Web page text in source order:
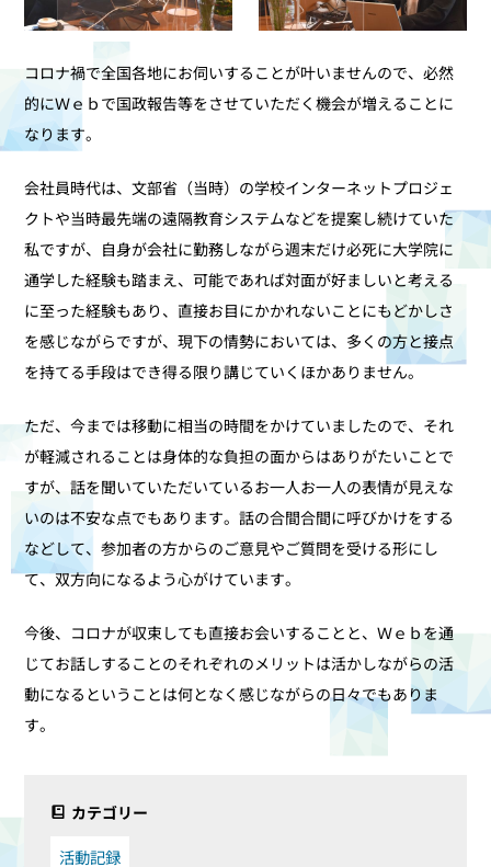
コロナ禍で全国各地にお伺いすることが叶いませんので、必然
的にＷｅｂで国政報告等をさせていただく機会が増えることに
なります。
会社員時代は、文部省（当時）の学校インターネットプロジェ
クトや当時最先端の遠隔教育システムなどを提案し続けていた
私ですが、自身が会社に勤務しながら週末だけ必死に大学院に
通学した経験も踏まえ、可能であれば対面が好ましいと考える
に至った経験もあり、直接お目にかかれないことにもどかしさ
を感じながらですが、現下の情勢においては、多くの方と接点
を持てる手段はでき得る限り講じていくほかありません。
ただ、今までは移動に相当の時間をかけていましたので、それ
が軽減されることは身体的な負担の面からはありがたいことで
すが、話を聞いていただいているお一人お一人の表情が見えな
いのは不安な点でもあります。話の合間合間に呼びかけをする
などして、参加者の方からのご意見やご質問を受ける形にし
て、双方向になるよう心がけています。
今後、コロナが収束しても直接お会いすることと、Ｗｅｂを通
じてお話しすることのそれぞれのメリットは活かしながらの活
動になるということは何となく感じながらの日々でもありま
す。
カテゴリー
活動記録